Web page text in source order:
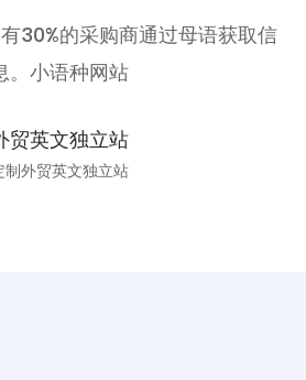
30%的采购商通过母语获取信
。小语种网站
贸英文独立站
制外贸英文独立站